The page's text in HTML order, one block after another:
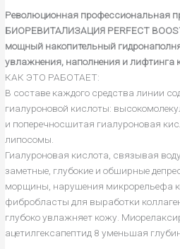
Революционная профессиональная
БИОРЕВИТАЛИЗАЦИЯ PERFECT
мощный накопительный
увлажнения, наполнения и
КАК ЭТО РАБОТАЕТ:
В составе каждого средства линии
гиалуроновой кислоты:
и поперечносшитая гиалуроновая
липосомы.
Гиалуроновая кислота, связывая
заметные, глубокие и обширные
морщины, нарушения микрорельефа
фибробласты для выработки
глубоко увлажняет кожу.
ацетилгексапептид 8 уменьшая